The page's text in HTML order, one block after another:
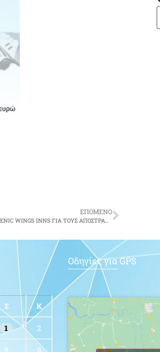
ΕΠΟΜΕΝΟ
ΔΙΑΔΙΚΑΣΙΑ ΥΠΟΒΟΛΗΣ ΚΡΑΤΗΣΗΣ ΣΤΑ HELLENIC WINGS INNS ΓΙΑ ΤΟΥΣ ΑΠΟΣΤΡΑΤΟΥΣ ΤΗΣ Π.Α.
Σ Κ
1 2
8 9
Οδηγίες για GPS